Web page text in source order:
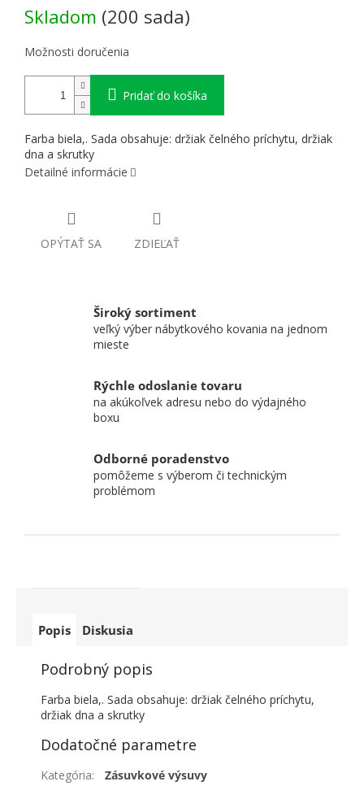
Skladom (200 sada)
Možnosti doručenia
Pridať do košíka
Farba biela,. Sada obsahuje: držiak čelného príchytu, držiak
dna a skrutky
Detailné informácie
OPÝTAŤ SA ZDIEĽAŤ
Široký sortiment
veľký výber nábytkového kovania na jednom
mieste
Rýchle odoslanie tovaru
na akúkoľvek adresu nebo do výdajného
boxu
Odborné poradenstvo
pomôžeme s výberom či technickým
problémom
Popis Diskusia
Podrobný popis
Farba biela,. Sada obsahuje: držiak čelného príchytu,
držiak dna a skrutky
Dodatočné parametre
Kategória:
Zásuvkové výsuvy